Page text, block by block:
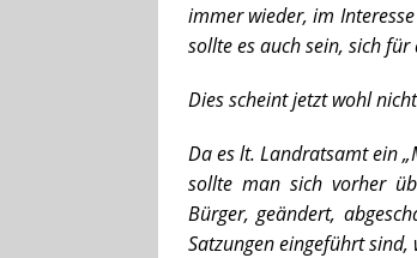
immer wieder, im
sollte es auch sein, sich
Dies scheint jetzt wohl
Da es lt. Landratsamt ein
sollte man sich vorher
Bürger, geändert,
Satzungen eingeführt sind,